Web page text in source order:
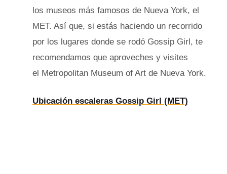
los museos más famosos de Nueva York, el
MET. Así que, si estás haciendo un recorrido
por los lugares donde se rodó Gossip Girl, te
recomendamos que aproveches y visites
el Metropolitan Museum of Art de Nueva York.
Ubicación escaleras Gossip Girl (MET)